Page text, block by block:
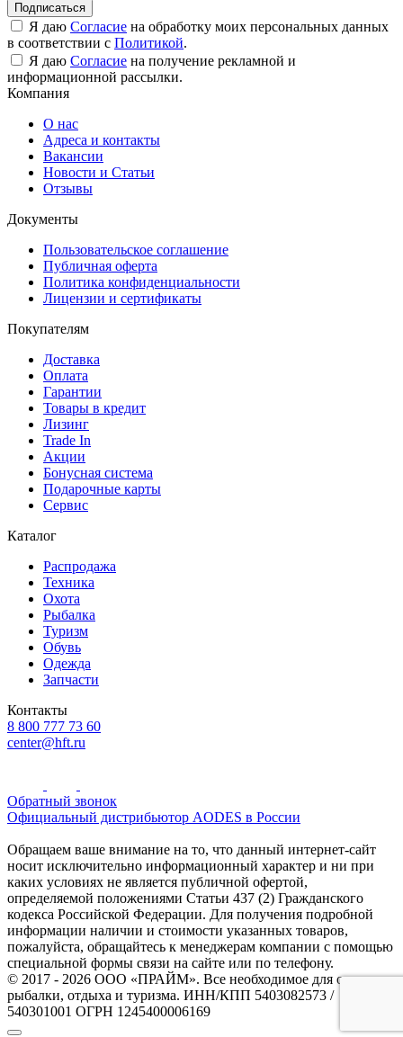
Подписаться
Я даю Согласие на обработку моих персональных данных
в соответствии с Политикой.
Я даю Согласие на получение рекламной и
информационной рассылки.
Компания
О нас
Адреса и контакты
Вакансии
Новости и Статьи
Отзывы
Документы
Пользовательское соглашение
Публичная оферта
Политика конфиденциальности
Лицензии и сертификаты
Покупателям
Доставка
Оплата
Гарантии
Товары в кредит
Лизинг
Trade In
Акции
Бонусная система
Подарочные карты
Сервис
Каталог
Распродажа
Техника
Охота
Рыбалка
Туризм
Обувь
Одежда
Запчасти
Контакты
8 800 777 73 60
center@hft.ru
Обратный звонок
Официальный дистрибьютор AODES в России
Обращаем ваше внимание на то, что данный интернет-сайт
носит исключительно информационный характер и ни при
каких условиях не является публичной офертой,
определяемой положениями Статьи 437 (2) Гражданского
кодекса Российской Федерации. Для получения подробной
информации наличии и стоимости указанных товаров,
пожалуйста, обращайтесь к менеджерам компании с помощью
специальной формы связи на сайте или по телефону.
© 2017 - 2026 ООО «ПРАЙМ». Все необходимое для охоты и
рыбалки, отдыха и туризма. ИНН/КПП 5403082573 /
540301001 ОГРН 1245400006169